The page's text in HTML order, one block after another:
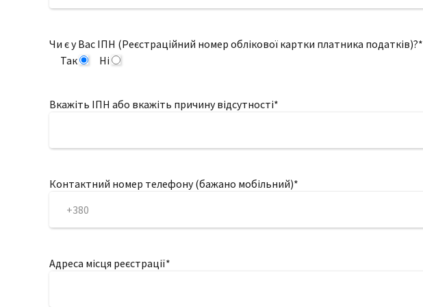
Чи є у Вас ІПН (Реєстраційний номер облікової картки платника податків)?*
Так
Ні
Вкажіть ІПН або вкажіть причину відсутності*
Контактний номер телефону (бажано мобільний)*
Адреса місця реєстрації*